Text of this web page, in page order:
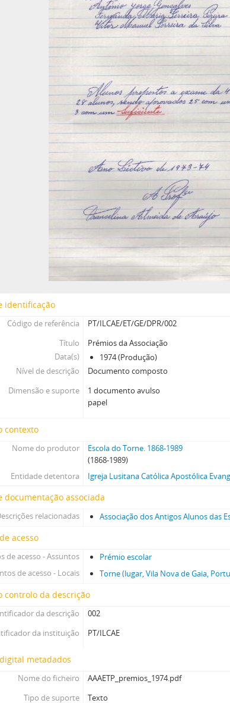
[Série] PUB - [Publicações em jornais das festas escolares
[Subsecção] CE - Conselho Escolar, 1978-11-03-1989-06-28
[Secção] GF - Gestão Financeira, 1868-1989
[Secção] GP - Gestão do Património, 1957-07-15-1981-02-13
[Secção] RI - Relações Institucionais, 1940-1989
[Secção] RH - Recursos Humanos, 1953-01-02-1988-11-09
identificação
Código de referência
PT/ILCAE/ET/GE/DPR/002
Título
Prémios da Associação
Data(s)
1974 (Produção)
Nível de descrição
Documento composto
Dimensão e suporte
1 documento avulso
papel
contexto
Nome do produtor
Escola do Torne. 1868-1989
(1868-1989)
Entidade detentora
Igreja Lusitana Católica Apostólica
documentação associada
relacionadas Associação dos Antigos Alunos das
acesso
de acesso - Assuntos
Prémio escolar
de acesso - Locais
Torne (lugar, Vila Nova de Gaia,
controlo da descrição
da descrição
002
da instituição
PT/ILCAE
metadados
Nome do ficheiro
AAAETP_premios_1974.pdf
Tipo de suporte
Texto